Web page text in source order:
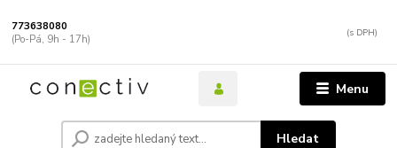
Menu
Hledat
773638080
(Po-Pá, 9h - 17h)